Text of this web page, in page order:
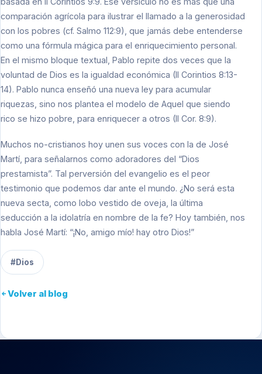
comparación agrícola para ilustrar el llamado a la generosidad
con los pobres (cf. Salmo 112:9), que jamás debe entenderse
como una fórmula mágica para el enriquecimiento personal.
En el mismo bloque textual, Pablo repite dos veces que la
voluntad de Dios es la igualdad económica (II Corintios 8:13-
14). Pablo nunca enseñó una nueva ley para acumular
riquezas, sino nos plantea el modelo de Aquel que siendo
rico se hizo pobre, para enriquecer a otros (II Cor. 8:9).
Muchos no-cristianos hoy unen sus voces con la de José
Martí, para señalarnos como adoradores del “Dios
prestamista”. Tal perversión del evangelio es el peor
testimonio que podemos dar ante el mundo. ¿No será esta
nueva secta, como lobo vestido de oveja, la última
seducción a la idolatría en nombre de la fe? Hoy también, nos
habla José Martí: “¡No, amigo mío! hay otro Dios!”
#Dios
Volver al blog